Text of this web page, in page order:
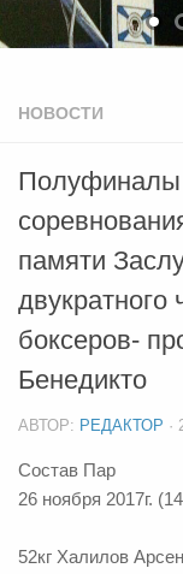
НОВОСТИ
Полуфиналы
памяти
боксеров-
Бенедикто
АВТОР: РЕДАКТОР ·
Состав Пар
26 ноября 2017г.
52кг Халилов